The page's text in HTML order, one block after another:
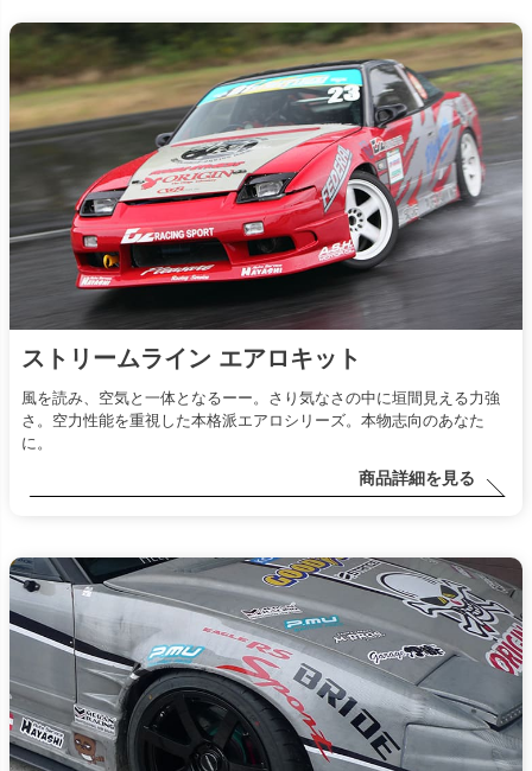
ストリームライン エアロキット
風を読み、空気と一体となるーー。さり気なさの中に垣間見える力強
さ。空力性能を重視した本格派エアロシリーズ。本物志向のあなた
に。
商品詳細を見る